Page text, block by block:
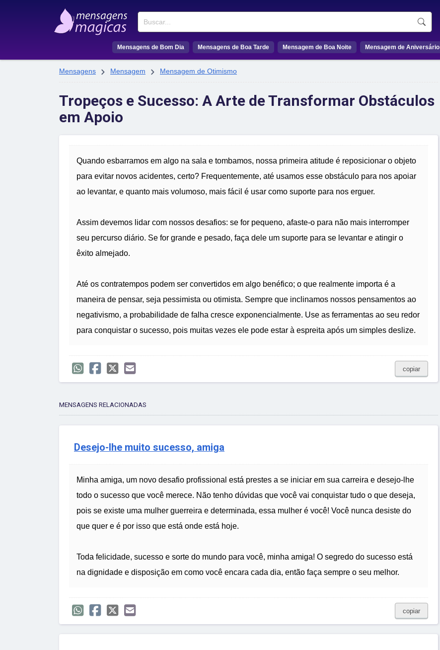
Buscar
Mensagens de Bom Dia Mensagens de Boa Tarde Mensagem de Boa Noite Mensagem de Aniversário
Mensagens  Mensagem  Mensagem de Otimismo
Tropeços e Sucesso: A Arte de Transformar Obstáculos
em Apoio
Quando esbarramos em algo na sala e tombamos, nossa primeira atitude é reposicionar o objeto
para evitar novos acidentes, certo? Frequentemente, até usamos esse obstáculo para nos apoiar
ao levantar, e quanto mais volumoso, mais fácil é usar como suporte para nos erguer.
Assim devemos lidar com nossos desafios: se for pequeno, afaste-o para não mais interromper
seu percurso diário. Se for grande e pesado, faça dele um suporte para se levantar e atingir o
êxito almejado.
Até os contratempos podem ser convertidos em algo benéfico; o que realmente importa é a
maneira de pensar, seja pessimista ou otimista. Sempre que inclinamos nossos pensamentos ao
negativismo, a probabilidade de falha cresce exponencialmente. Use as ferramentas ao seu redor
para conquistar o sucesso, pois muitas vezes ele pode estar à espreita após um simples deslize.
copiar
MENSAGENS RELACIONADAS
Desejo-lhe muito sucesso, amiga
Minha amiga, um novo desafio profissional está prestes a se iniciar em sua carreira e desejo-lhe
todo o sucesso que você merece. Não tenho dúvidas que você vai conquistar tudo o que deseja,
pois se existe uma mulher guerreira e determinada, essa mulher é você! Você nunca desiste do
que quer e é por isso que está onde está hoje.
Toda felicidade, sucesso e sorte do mundo para você, minha amiga! O segredo do sucesso está
na dignidade e disposição em como você encara cada dia, então faça sempre o seu melhor.
copiar